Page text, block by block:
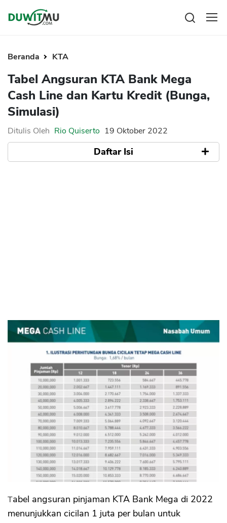
Saham
Bitcoin
Investasi
Pengeluaran
Asuransi
Rencana Keuangan
Mengelola keuangan
Kartu Kredit
KPR
KTA
Pinjaman Online
Hutang
Pinjaman
Kartu Kredit
Asuransi
Asuransi Jiwa
Asuransi Kesehatan
Asuransi Syariah
Beranda KTA
Tabel Angsuran KTA Bank Mega
Cash Line dan Kartu Kredit (Bunga,
Simulasi)
Ditulis Oleh Rio Quiserto 19 Oktober 2022
Daftar Isi
Tabel angsuran pinjaman KTA Bank Mega di 2022
menunjukkan cicilan 1 juta per bulan untuk